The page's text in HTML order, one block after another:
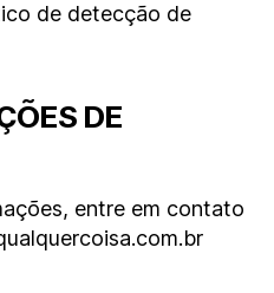
de detecção de
DE
entre em contato